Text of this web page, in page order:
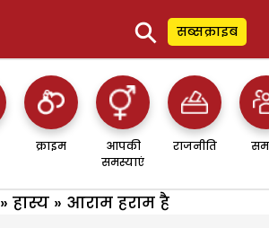
⚲ सब्सक्राइब
क्राइम
आपकी
समस्याएं
राजनीति
» हास्य » आराम हराम है